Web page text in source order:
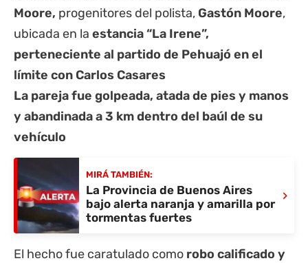
Moore, progenitores del polista, Gastón Moore,
ubicada en la estancia “La Irene”,
perteneciente al partido de Pehuajó en el
límite con Carlos Casares
La pareja fue golpeada, atada de pies y manos
y abandinada a 3 km dentro del baúl de su
vehículo
MIRÁ TAMBIÉN:
La Provincia de Buenos Aires
bajo alerta naranja y amarilla por
tormentas fuertes
›
El hecho fue caratulado como robo calificado y